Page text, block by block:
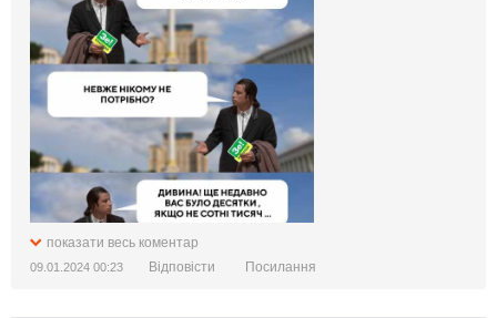
показати весь коментар
09.01.2024 00:23 Відповісти Посилання